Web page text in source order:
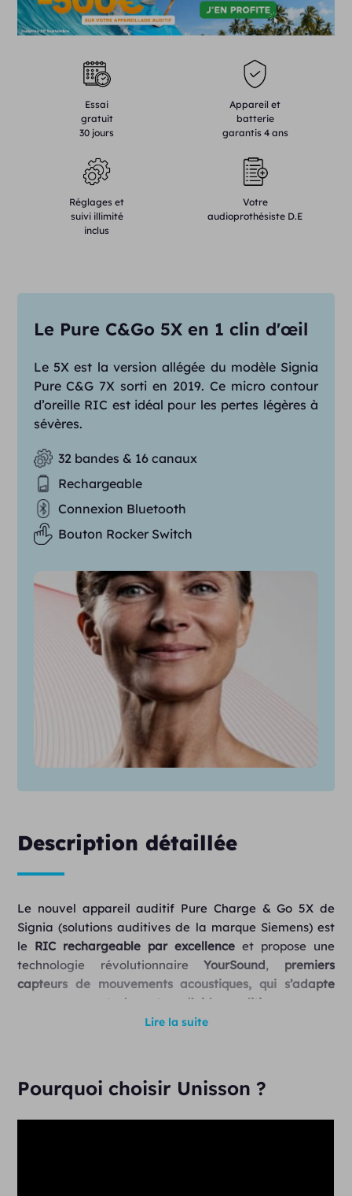
Essai
gratuit
30 jours
Appareil et
batterie
garantis 4 ans
Réglages et
suivi illimité
inclus
Votre
audioprothésiste D.E
Le Pure C&Go 5X en 1 clin d'œil
Le 5X est la version allégée du modèle Signia
Pure C&G 7X sorti en 2019. Ce micro contour
d’oreille RIC est idéal pour les pertes légères à
sévères.
32 bandes & 16 canaux
Rechargeable
Connexion Bluetooth
Bouton Rocker Switch
Description détaillée
Le nouvel appareil auditif Pure Charge & Go 5X de
Signia (solutions auditives de la marque Siemens) est
le RIC rechargeable par excellenceet propose une
technologie révolutionnaireYourSound, premiers
capteurs de mouvements acoustiques, qui s’adapte
aux mouvements du porteur d’aides auditives.
connectivité Bluetoothdernière génération.
Lire la suite
Pourquoi choisir Unisson ?